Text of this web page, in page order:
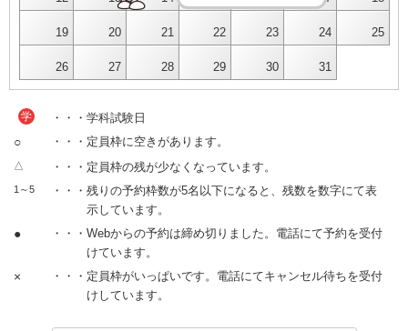
19 20 21 22 23 24 25
26 27 28 29 30 31
学 ・・・学科試験日
○ ・・・定員枠に空きがあります。
△ ・・・定員枠の残が少なくなっています。
1～5
・・・残りの予約枠数が5名以下になると、残数を数字にて表
示しています。
●
・・・Webからの予約は締め切りました。電話にて予約を受付
けています。
×
・・・定員枠がいっぱいです。電話にてキャンセル待ちを受付
けしています。